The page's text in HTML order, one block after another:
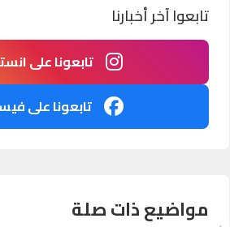
تابعوا آخر أخبارنا
تابعونا على
تابعونا على
مواضيع ذات صلة